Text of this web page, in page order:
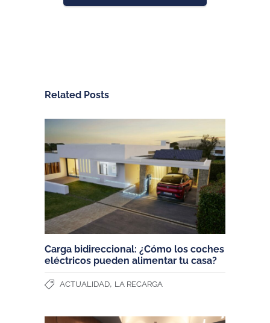
Related Posts
Carga bidireccional: ¿Cómo los coches
eléctricos pueden alimentar tu casa?
ACTUALIDAD, LA RECARGA